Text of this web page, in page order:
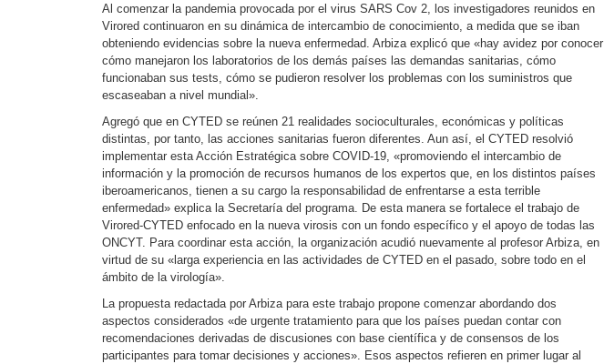
Al comenzar la pandemia provocada por el virus SARS Cov 2, los investigadores reunidos en
Virored continuaron en su dinámica de intercambio de conocimiento, a medida que se iban
obteniendo evidencias sobre la nueva enfermedad. Arbiza explicó que «hay avidez por conocer
cómo manejaron los laboratorios de los demás países las demandas sanitarias, cómo
funcionaban sus tests, cómo se pudieron resolver los problemas con los suministros que
escaseaban a nivel mundial».
Agregó que en CYTED se reúnen 21 realidades socioculturales, económicas y políticas
distintas, por tanto, las acciones sanitarias fueron diferentes. Aun así, el CYTED resolvió
implementar esta Acción Estratégica sobre COVID-19, «promoviendo el intercambio de
información y la promoción de recursos humanos de los expertos que, en los distintos países
iberoamericanos, tienen a su cargo la responsabilidad de enfrentarse a esta terrible
enfermedad» explica la Secretaría del programa. De esta manera se fortalece el trabajo de
Virored-CYTED enfocado en la nueva virosis con un fondo específico y el apoyo de todas las
ONCYT. Para coordinar esta acción, la organización acudió nuevamente al profesor Arbiza, en
virtud de su «larga experiencia en las actividades de CYTED en el pasado, sobre todo en el
ámbito de la virología».
La propuesta redactada por Arbiza para este trabajo propone comenzar abordando dos
aspectos considerados «de urgente tratamiento para que los países puedan contar con
recomendaciones derivadas de discusiones con base científica y de consensos de los
participantes para tomar decisiones y acciones». Esos aspectos refieren en primer lugar al